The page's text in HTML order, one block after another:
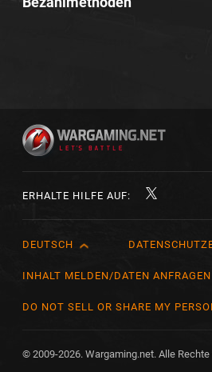
ERHALTE HILFE AUF:
English
Čeština
Español (México)
DEUTSCH
INHALT MELDEN/DATEN ANFRAGEN
DO NOT SELL OR SHARE MY
© 2009-2026. Wargaming.net. Alle